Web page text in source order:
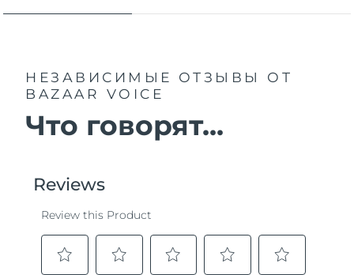
НЕЗАВИСИМЫЕ ОТЗЫВЫ
ОТ
BAZAAR VOICE
Что говорят...